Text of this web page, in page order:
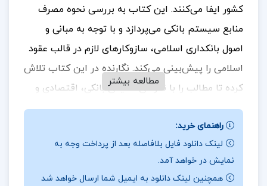
کشور ایفا می‌کنند. این کتاب به بررسی نحوه مصرف
منابع سیستم بانکی می‌پردازد و با توجه به مبانی و
اصول بانکداری اسلامی، سازوکارهای لازم در قالب عقود
اسلامی را پیش‌بینی می‌کند. نگارنده در این کتاب تلاش
کرده تا مطالب را با نگرشی تلفیقی بانکی، اقتصادی و
عملی در زمینه تخصیص منابع تبیین نماید. کتاب شامل
۱۶ فصل با موضوعات مختلف است. برخی از مباحث
مطرح شده در این کتاب عبارتند از: کلیات نظام
اعتباری، عقد قرض‌الحسنه، مضاربه، مشارکت مدنی،
مطالعه بیشتر
راهنمای خرید:
لینک دانلود فایل بلافاصله بعد از پرداخت وجه به
نمایش در خواهد آمد.
همچنین لینک دانلود به ایمیل شما ارسال خواهد شد